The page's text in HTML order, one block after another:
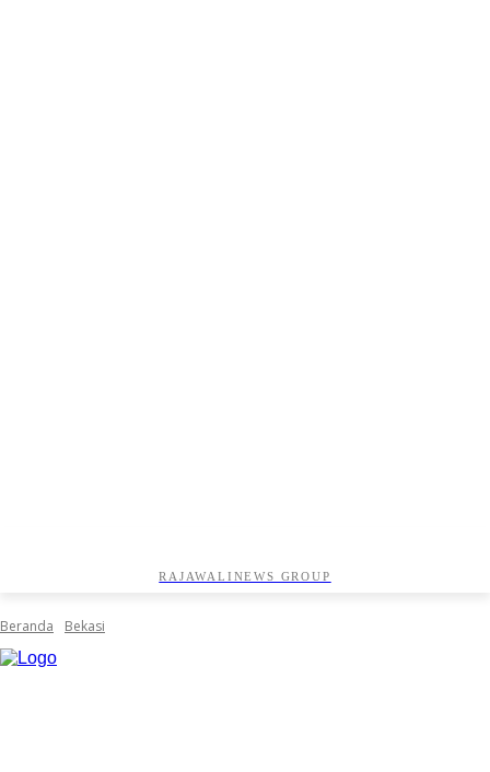
RAJAWALINEWS GROUP
Beranda Bekasi